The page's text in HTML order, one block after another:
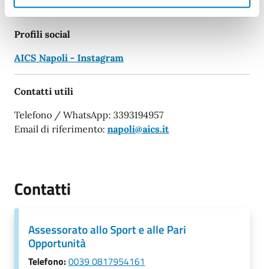
Profili social
AICS Napoli - Instagram
Contatti utili
Telefono / WhatsApp: 3393194957
Email di riferimento: napoli@aics.it
Contatti
Assessorato allo Sport e alle Pari
Opportunità
Telefono:0039 0817954161